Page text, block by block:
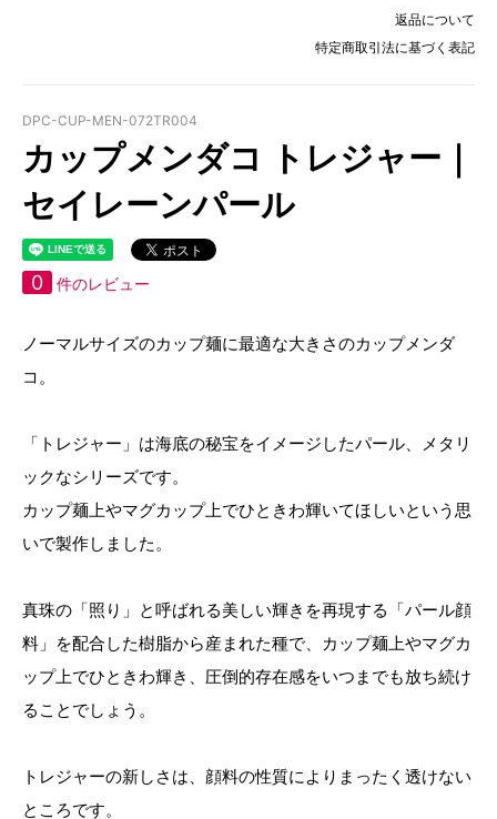
返品について
特定商取引法に基づく表記
DPC-CUP-MEN-072TR004
カップメンダコ トレジャー｜
セイレーンパール
0 件のレビュー
ノーマルサイズのカップ麺に最適な大きさのカップメンダ
コ。
「トレジャー」は海底の秘宝をイメージしたパール、メタリ
ックなシリーズです。
カップ麺上やマグカップ上でひときわ輝いてほしいという思
いで製作しました。
真珠の「照り」と呼ばれる美しい輝きを再現する「パール顔
料」を配合した樹脂から産まれた種で、カップ麺上やマグカ
ップ上でひときわ輝き、圧倒的存在感をいつまでも放ち続け
ることでしょう。
トレジャーの新しさは、顔料の性質によりまったく透けない
ところです。